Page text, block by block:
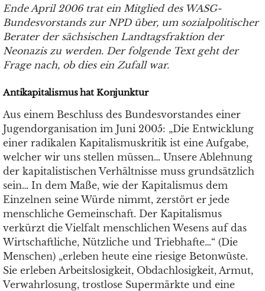
Ende April 2006 trat ein Mitglied des WASG-
Bundesvorstands zur NPD über, um sozialpolitischer
Berater der sächsischen Landtagsfraktion der
Neonazis zu werden. Der folgende Text geht der
Frage nach, ob dies ein Zufall war.
Antikapitalismus hat Konjunktur
Aus einem Beschluss des Bundesvorstandes einer
Jugendorganisation im Juni 2005: „Die Entwicklung
einer radikalen Kapitalismuskritik ist eine Aufgabe,
welcher wir uns stellen müssen… Unsere Ablehnung
der kapitalistischen Verhältnisse muss grundsätzlich
sein… In dem Maße, wie der Kapitalismus dem
Einzelnen seine Würde nimmt, zerstört er jede
menschliche Gemeinschaft. Der Kapitalismus
verkürzt die Vielfalt menschlichen Wesens auf das
Wirtschaftliche, Nützliche und Triebhafte…“ (Die
Menschen) „erleben heute eine riesige Betonwüste.
Sie erleben Arbeitslosigkeit, Obdachlosigkeit, Armut,
Verwahrlosung, trostlose Supermärkte und eine